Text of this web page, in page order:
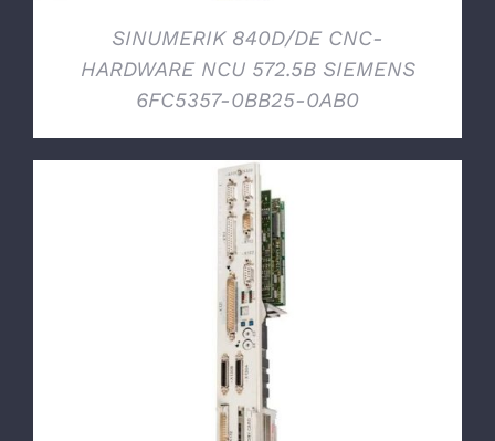
SINUMERIK 840D/DE CNC-
HARDWARE NCU 572.5B SIEMENS
6FC5357-0BB25-0AB0
DETTAGLI